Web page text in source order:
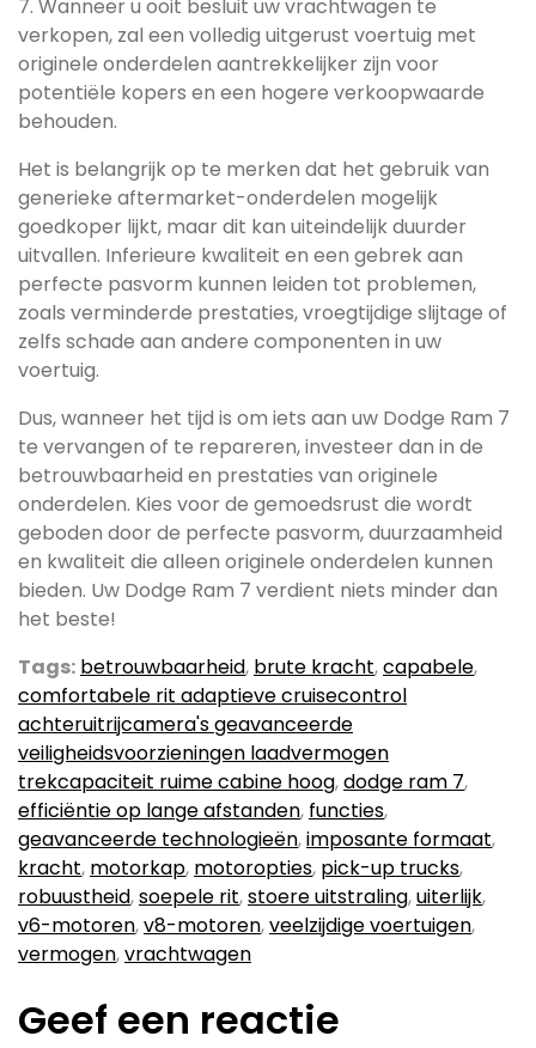
7. Wanneer u ooit besluit uw vrachtwagen te
verkopen, zal een volledig uitgerust voertuig met
originele onderdelen aantrekkelijker zijn voor
potentiële kopers en een hogere verkoopwaarde
behouden.
Het is belangrijk op te merken dat het gebruik van
generieke aftermarket-onderdelen mogelijk
goedkoper lijkt, maar dit kan uiteindelijk duurder
uitvallen. Inferieure kwaliteit en een gebrek aan
perfecte pasvorm kunnen leiden tot problemen,
zoals verminderde prestaties, vroegtijdige slijtage of
zelfs schade aan andere componenten in uw
voertuig.
Dus, wanneer het tijd is om iets aan uw Dodge Ram 7
te vervangen of te repareren, investeer dan in de
betrouwbaarheid en prestaties van originele
onderdelen. Kies voor de gemoedsrust die wordt
geboden door de perfecte pasvorm, duurzaamheid
en kwaliteit die alleen originele onderdelen kunnen
bieden. Uw Dodge Ram 7 verdient niets minder dan
het beste!
Tags: betrouwbaarheid, brute kracht,capabele,
comfortabele rit adaptieve cruisecontrol
achteruitrijcamera's geavanceerde
veiligheidsvoorzieningen laadvermogen
trekcapaciteit ruime cabine hoog,dodge ram 7,
efficiëntie op lange afstanden, functies,
geavanceerde technologieën,imposante formaat,
kracht, motorkap, motoropties, pick-up trucks,
robuustheid,soepele rit,stoere uitstraling,uiterlijk,
v6-motoren,v8-motoren,veelzijdige voertuigen,
vermogen,vrachtwagen
Geef een reactie